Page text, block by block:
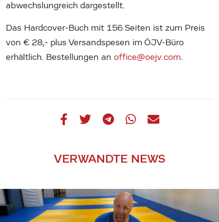
abwechslungreich dargestellt.
Das Hardcover-Buch mit 156 Seiten ist zum Preis
von € 28,- plus Versandspesen im ÖJV-Büro
erhältlich. Bestellungen an office@oejv.com.
VERWANDTE NEWS